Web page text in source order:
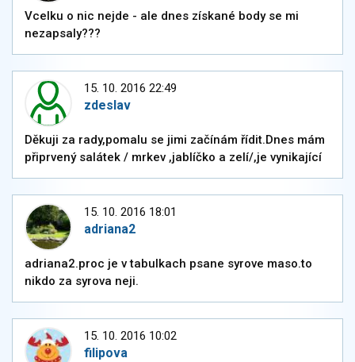
Vcelku o nic nejde - ale dnes získané body se mi
nezapsaly???
15. 10. 2016 22:49
zdeslav
Děkuji za rady,pomalu se jimi začínám řídit.Dnes mám
připrvený salátek / mrkev ,jablíčko a zelí/,je vynikající
15. 10. 2016 18:01
adriana2
adriana2.proc je v tabulkach psane syrove maso.to
nikdo za syrova neji.
15. 10. 2016 10:02
filipova